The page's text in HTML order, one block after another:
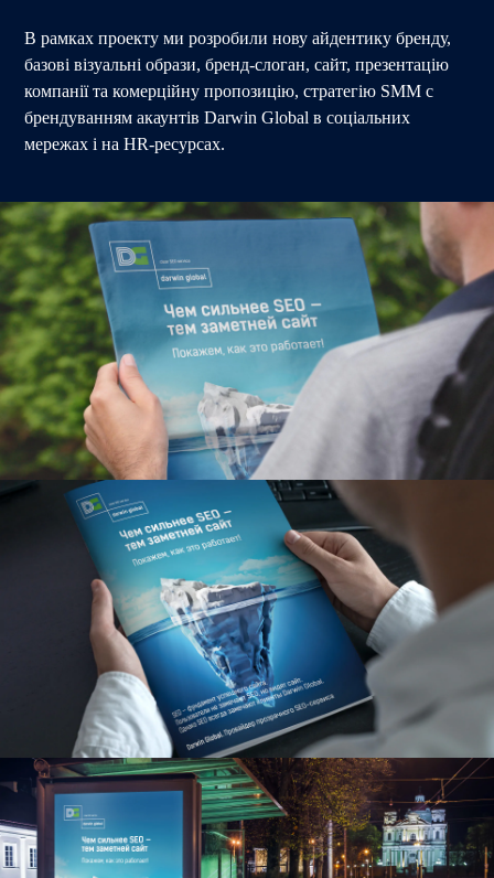
В рамках проекту ми розробили нову айдентику бренду,
базові візуальні образи, бренд-слоган, сайт, презентацію
компанії та комерційну пропозицію, стратегію SMM c
брендуванням акаунтів Darwin Global в соціальних
мережах і на HR-ресурсах.